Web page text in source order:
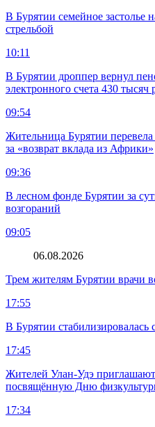
В Бурятии семейное застолье
стрельбой
10:11
В Бурятии дроппер вернул
электронного счета 430 тысяч
09:54
Жительница Бурятии
за «возврат вклада из Африки»
09:36
В лесном фонде Бурятии за
возгораний
09:05
06.08.2026
Трем жителям Бурятии врачи
17:55
В Бурятии
17:45
Жителей Улан-Удэ
посвящённую Дню
17:34